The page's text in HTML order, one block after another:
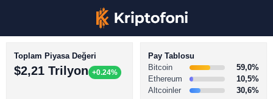
Toplam Piyasa Değeri
$2,21 Trilyon +0.24%
Pay Tablosu
Bitcoin
59,0%
Ethereum
10,5%
Altcoinler
30,6%